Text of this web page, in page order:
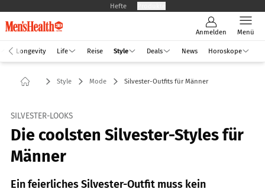
Hefte
Anmelden Menü
Longevity Life Reise Style Deals News Horoskope
Style Mode Silvester-Outfits für Männer
SILVESTER-LOOKS
Die coolsten Silvester-Styles für
Männer
Ein feierliches Silvester-Outfit muss kein